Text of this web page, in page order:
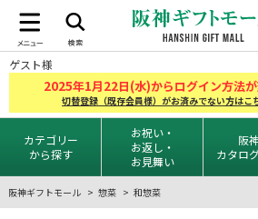
ゲスト様
2025年1月22日(水)からログイン方法が
切替登録（既存会員様）がお済みでない方はこ
カテゴリー
から探す
お祝い・
お返し・
お見舞い
阪
カタロ
阪神ギフトモール 惣菜 和惣菜